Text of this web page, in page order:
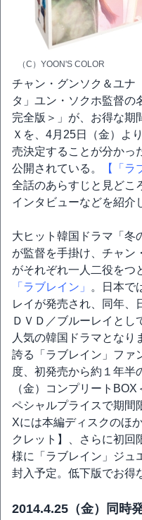
（C）YOON'S COLOR
チャン・グンソク＆ユナ
タ」ユン・ソクホ監督の
完全版＞」が、お得な期
Ｘを、4月25日（金）よ
売決定することが分かっ
公開されている。
【「ラ
全話のあらすじと見どこ
インタビューなどを紹介
大ヒット韓国ドラマ「冬
が監督を手掛け、チャン
がそれぞれ一人二役をつ
「ラブレイン」
。日本で
レイが発売され、同年、
ＤＶＤ／ブルーレイとし
人気の韓国ドラマとなり
誇る「ラブレイン」ファ
度、初発売から約１年半
（金）コンプリート
ペシャルプライスで期間
Xには本編ディスクのほ
クレット】、さらに初回
様に「ラブレイン」ジュ
封入予定。低下版でお得
2014.4.25（金）同時